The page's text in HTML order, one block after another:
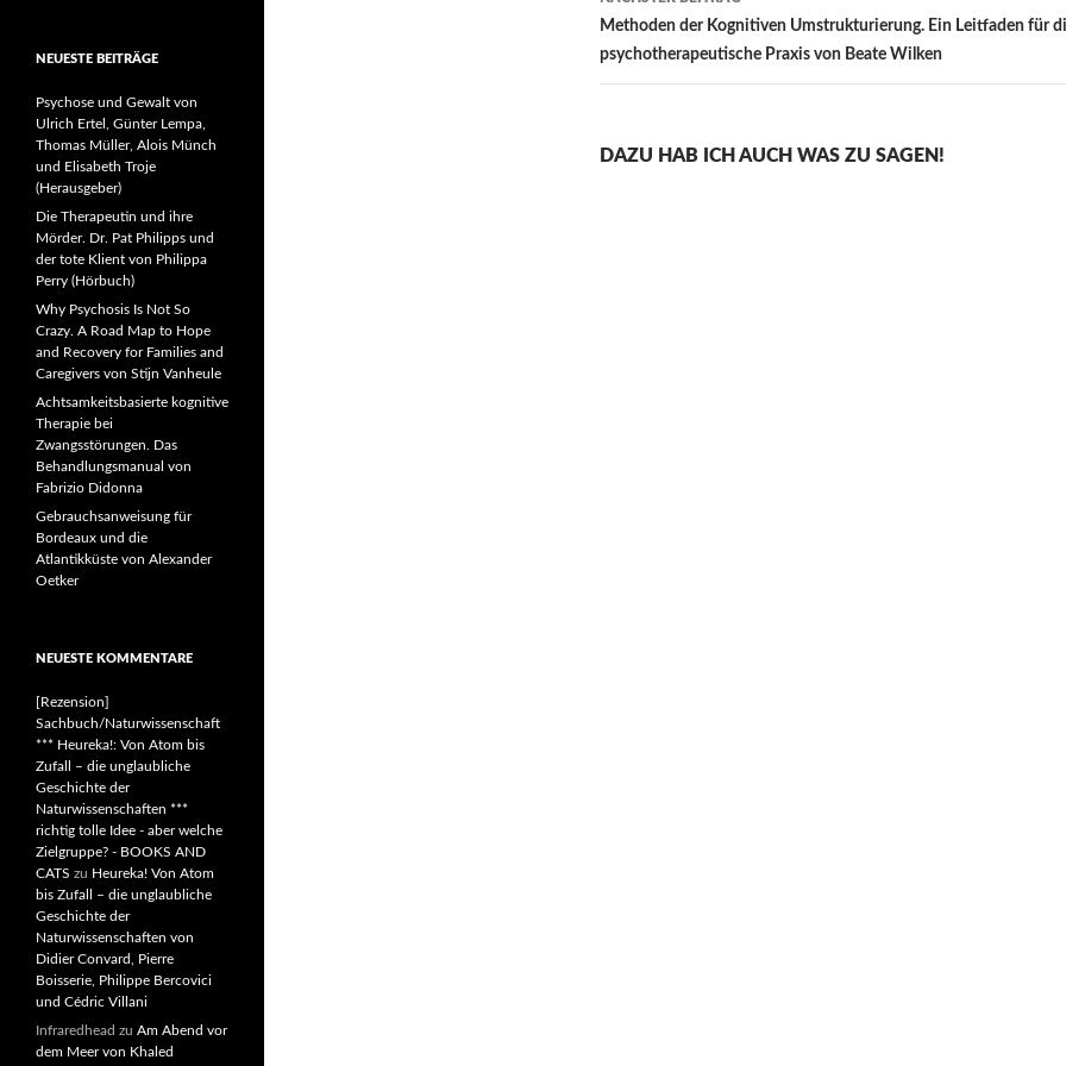
Methoden der Kognitiven Umstrukturierung. Ein Leitfaden für
psychotherapeutische Praxis von Beate Wilken
DAZU HAB ICH AUCH WAS ZU SAGEN!
NEUESTE BEITRÄGE
Psychose und Gewalt von
Ulrich Ertel, Günter Lempa,
Thomas Müller, Alois Münch
und Elisabeth Troje
(Herausgeber)
Die Therapeutin und ihre
Mörder. Dr. Pat Philipps und
der tote Klient von Philippa
Perry (Hörbuch)
Why Psychosis Is Not So
Crazy. A Road Map to Hope
and Recovery for Families and
Caregivers von Stijn Vanheule
Achtsamkeitsbasierte kognitive
Therapie bei
Zwangsstörungen. Das
Behandlungsmanual von
Fabrizio Didonna
Gebrauchsanweisung für
Bordeaux und die
Atlantikküste von Alexander
Oetker
NEUESTE KOMMENTARE
[Rezension]
Sachbuch/Naturwissenschaft
*** Heureka!: Von Atom bis
Zufall – die unglaubliche
Geschichte der
Naturwissenschaften ***
richtig tolle Idee - aber welche
Zielgruppe? - BOOKS AND
CATS zu Heureka! Von Atom
bis Zufall – die unglaubliche
Geschichte der
Naturwissenschaften von
Didier Convard, Pierre
Boisserie, Philippe Bercovici
und Cédric Villani
Infraredhead zu Am Abend vor
dem Meer von Khaled